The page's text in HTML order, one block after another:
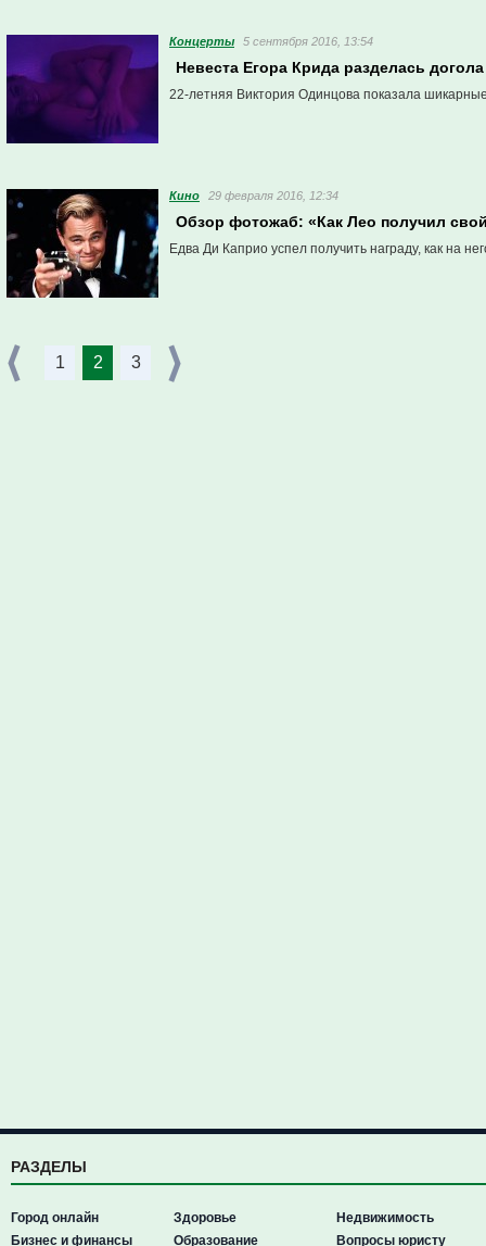
Концерты 5 сентября 2016, 13:54
Невеста Егора Крида разделась
22-летняя Виктория Одинцова показала
Кино 29 февраля 2016, 12:34
Обзор фотожаб: «Как Лео получил
Едва Ди Каприо успел получить награду, как на
1 2 3
РАЗДЕЛЫ
Город онлайн
Бизнес и финансы
Здоровье
Образование
Недвижимость
Вопросы юристу